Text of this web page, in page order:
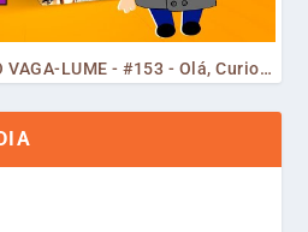
MEMÓRIAS DA COLEÇÃO VAGA-LUME - #153 - Olá, Curiosos! 2023